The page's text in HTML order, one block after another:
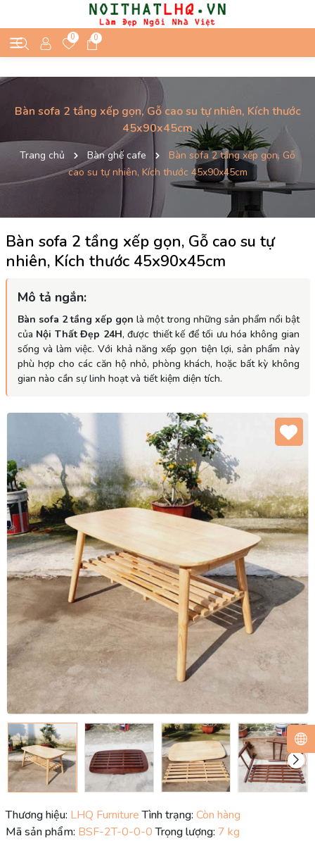
0 0
Bàn sofa 2 tầng xếp gọn, Gỗ cao su tự nhiên, Kích thước
45x90x45cm
Trang chủ Bàn ghế cafe
Bàn sofa 2 tầng xếp gọn, Gỗ
cao su tự nhiên, Kích thước 45x90x45cm
Bàn sofa 2 tầng xếp gọn, Gỗ cao su tự
nhiên, Kích thước 45x90x45cm
Mô tả ngắn:
Bàn sofa 2 tầng xếp gọn là một trong những sản phẩm nổi bật
của Nội Thất Đẹp 24H, được thiết kế để tối ưu hóa không gian
sống và làm việc. Với khả năng xếp gọn tiện lợi, sản phẩm này
phù hợp cho các căn hộ nhỏ, phòng khách, hoặc bất kỳ không
gian nào cần sự linh hoạt và tiết kiệm diện tích.
Thương hiệu: LHQ FurnitureTình trạng: Còn hàng
Mã sản phẩm: BSF-2T-0-0-0 Trọng lượng: 7 kg